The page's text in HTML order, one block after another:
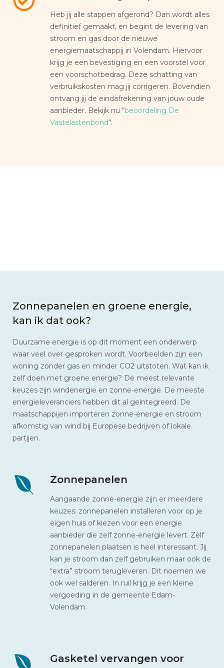
Heb jij alle stappen afgerond? Dan wordt alles
definitief gemaakt, en begint de levering van
stroom en gas door de nieuwe
energiemaatschappij in Volendam. Hiervoor
krijg je een bevestiging en een voorstel voor
een voorschotbedrag. Deze schatting van
verbruikskosten mag jij corrigeren. Bovendien
ontvang jij de eindafrekening van jouw oude
aanbieder. Bekijk nu “beoordeling De
Vastelastenbond“.
Zonnepanelen en groene energie,
kan ik dat ook?
Duurzame energie is op dit moment een onderwerp
waar veel over gesproken wordt. Voorbeelden zijn een
woning zonder gas en minder CO2 uitstoten. Wat kan ik
zelf doen met groene energie? De meest relevante
keuzes zijn windenergie en zonne-energie. De meeste
energieleveranciers hebben dit al geïntegreerd. De
maatschappijen importeren zonne-energie en stroom
afkomstig van wind bij Europese bedrijven of lokale
partijen.
Zonnepanelen
Aangaande zonne-energie zijn er meerdere
keuzes: zonnepanelen installeren voor op je
eigen huis of kiezen voor een energie
aanbieder die zelf zonne-energie levert. Zelf
zonnepanelen plaatsen is heel interessant. Jij
kan je stroom dan zelf gebruiken maar ook de
“extra” stroom terugleveren. Dit noemen we
ook wel salderen. In ruil krijg je een kleine
vergoeding in de gemeente Edam-
Volendam.
Gasketel vervangen voor